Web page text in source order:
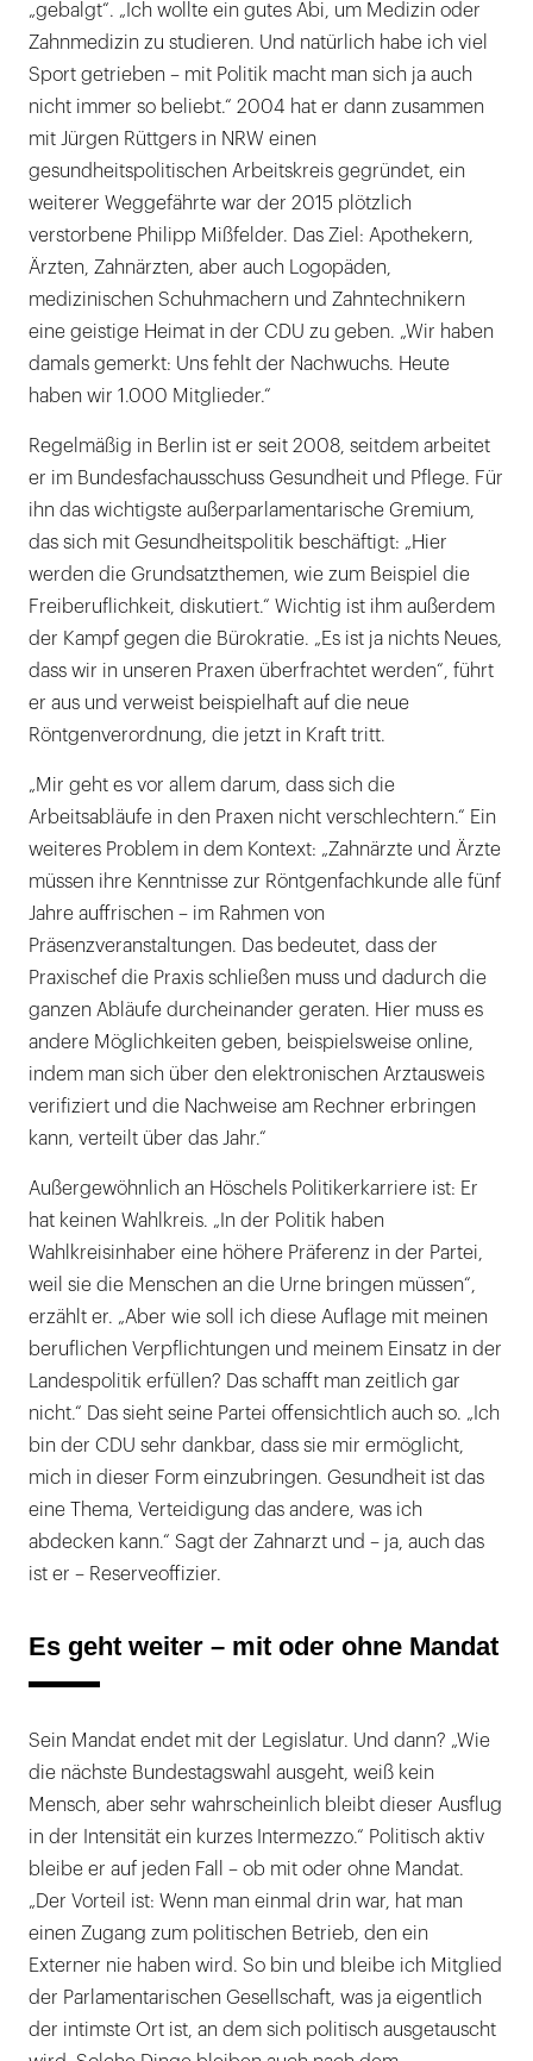
„gebalgt“. „Ich wollte ein gutes Abi, um Medizin oder
Zahnmedizin zu studieren. Und natürlich habe ich viel
Sport getrieben – mit Politik macht man sich ja auch
nicht immer so beliebt.“ 2004 hat er dann zusammen
mit Jürgen Rüttgers in NRW einen
gesundheitspolitischen Arbeitskreis gegründet, ein
weiterer Weggefährte war der 2015 plötzlich
verstorbene Philipp Mißfelder. Das Ziel: Apothekern,
Ärzten, Zahnärzten, aber auch Logopäden,
medizinischen Schuhmachern und Zahntechnikern
eine geistige Heimat in der CDU zu geben. „Wir haben
damals gemerkt: Uns fehlt der Nachwuchs. Heute
haben wir 1.000 Mitglieder.“
Regelmäßig in Berlin ist er seit 2008, seitdem arbeitet
er im Bundesfachausschuss Gesundheit und Pflege. Für
ihn das wichtigste außerparlamentarische Gremium,
das sich mit Gesundheitspolitik beschäftigt: „Hier
werden die Grundsatzthemen, wie zum Beispiel die
Freiberuflichkeit, diskutiert.“ Wichtig ist ihm außerdem
der Kampf gegen die Bürokratie. „Es ist ja nichts Neues,
dass wir in unseren Praxen überfrachtet werden“, führt
er aus und verweist beispielhaft auf die neue
Röntgenverordnung, die jetzt in Kraft tritt.
„Mir geht es vor allem darum, dass sich die
Arbeitsabläufe in den Praxen nicht verschlechtern.“ Ein
weiteres Problem in dem Kontext: „Zahnärzte und Ärzte
müssen ihre Kenntnisse zur Röntgenfachkunde alle fünf
Jahre auffrischen – im Rahmen von
Präsenzveranstaltungen. Das bedeutet, dass der
Praxischef die Praxis schließen muss und dadurch die
ganzen Abläufe durcheinander geraten. Hier muss es
andere Möglichkeiten geben, beispielsweise online,
indem man sich über den elektronischen Arztausweis
verifiziert und die Nachweise am Rechner erbringen
kann, verteilt über das Jahr.“
Außergewöhnlich an Höschels Politikerkarriere ist: Er
hat keinen Wahlkreis. „In der Politik haben
Wahlkreisinhaber eine höhere Präferenz in der Partei,
weil sie die Menschen an die Urne bringen müssen“,
erzählt er. „Aber wie soll ich diese Auflage mit meinen
beruflichen Verpflichtungen und meinem Einsatz in der
Landespolitik erfüllen? Das schafft man zeitlich gar
nicht.“ Das sieht seine Partei offensichtlich auch so. „Ich
bin der CDU sehr dankbar, dass sie mir ermöglicht,
mich in dieser Form einzubringen. Gesundheit ist das
eine Thema, Verteidigung das andere, was ich
abdecken kann.“ Sagt der Zahnarzt und – ja, auch das
ist er – Reserveoffizier.
Es geht weiter – mit oder ohne Mandat
Sein Mandat endet mit der Legislatur. Und dann? „Wie
die nächste Bundestagswahl ausgeht, weiß kein
Mensch, aber sehr wahrscheinlich bleibt dieser Ausflug
in der Intensität ein kurzes Intermezzo.“ Politisch aktiv
bleibe er auf jeden Fall – ob mit oder ohne Mandat.
„Der Vorteil ist: Wenn man einmal drin war, hat man
einen Zugang zum politischen Betrieb, den ein
Externer nie haben wird. So bin und bleibe ich Mitglied
der Parlamentarischen Gesellschaft, was ja eigentlich
der intimste Ort ist, an dem sich politisch ausgetauscht